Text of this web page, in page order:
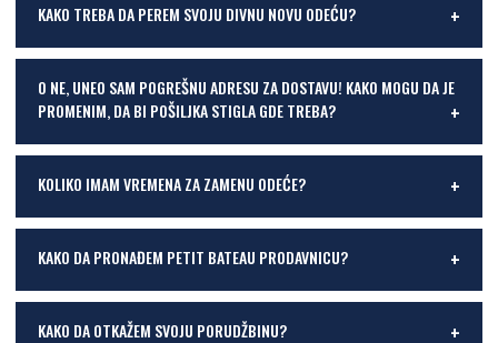
KAKO TREBA DA PEREM SVOJU DIVNU NOVU ODEĆU?
O NE, UNEO SAM POGREŠNU ADRESU ZA DOSTAVU! KAKO MOGU DA JE
PROMENIM, DA BI POŠILJKA STIGLA GDE TREBA?
KOLIKO IMAM VREMENA ZA ZAMENU ODEĆE?
KAKO DA PRONAĐEM PETIT BATEAU PRODAVNICU?
KAKO DA OTKAŽEM SVOJU PORUDŽBINU?